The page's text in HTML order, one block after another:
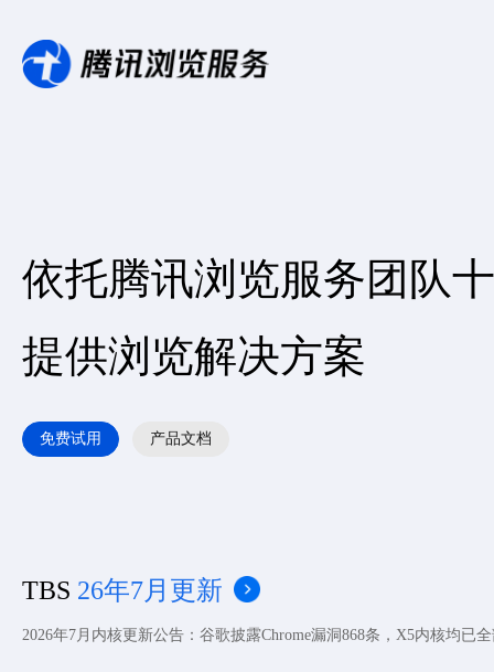
依托腾讯浏览服务团队
提供浏览解决方案
免费试用 产品文档
TBS 26年7月更新
2026年7月内核更新公告：谷歌披露Chrome漏洞868条，X5内核均已